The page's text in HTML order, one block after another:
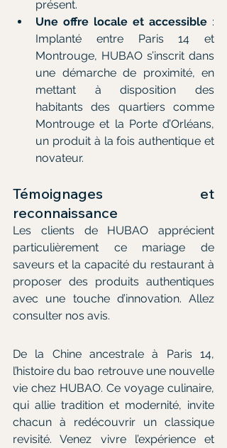
présent.
Une offre locale et accessible :
Implanté entre Paris 14 et
Montrouge, HUBAO s’inscrit dans
une démarche de proximité, en
mettant à disposition des
habitants des quartiers comme
Montrouge et la Porte d’Orléans,
un produit à la fois authentique et
novateur.
Témoignages et
reconnaissance
Les clients de HUBAO apprécient
particulièrement ce mariage de
saveurs et la capacité du restaurant à
proposer des produits authentiques
avec une touche d’innovation. Allez
consulter nos avis.
De la Chine ancestrale à Paris 14,
l’histoire du bao retrouve une nouvelle
vie chez HUBAO. Ce voyage culinaire,
qui allie tradition et modernité, invite
chacun à redécouvrir un classique
revisité. Venez vivre l’expérience et